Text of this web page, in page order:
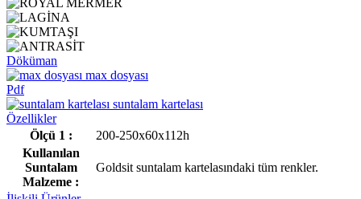
Döküman
max dosyası
Pdf
suntalam kartelası
Özellikler
Ölçü 1 :
200-250x60x112h
Kullanılan
Suntalam
Malzeme :
Goldsit suntalam kartelasındaki tüm renkler.